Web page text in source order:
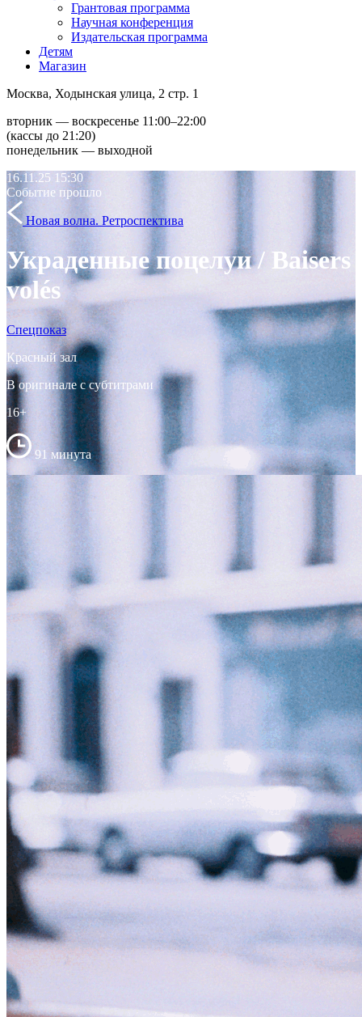
Грантовая программа
Научная конференция
Издательская программа
Детям
Магазин
Москва, Ходынская улица, 2 стр. 1
вторник — воскресенье 11:00–22:00
(кассы до 21:20)
понедельник — выходной
16.11.25 15:30
Событие прошло
Новая волна. Ретроспектива
Украденные поцелуи / Baisers
volés
Спецпоказ
Красный зал
В оригинале с субтитрами
16+
91 минута